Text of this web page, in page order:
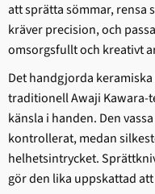
att sprätta sömmar, rensa
kräver precision, och
omsorgsfullt och kreativt
Det handgjorda
traditionell Awaji Kawara-
känsla i handen. Den
kontrollerat, medan
helhetsintrycket.
gör den lika uppskattad